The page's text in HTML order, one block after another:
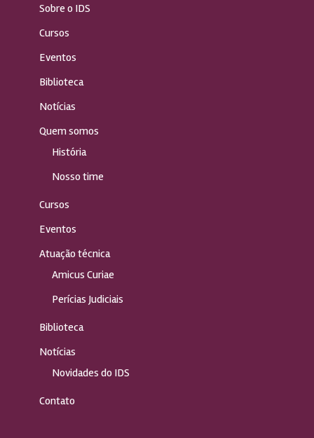
Sobre o IDS
Cursos
Eventos
Biblioteca
Notícias
Quem somos
História
Nosso time
Cursos
Eventos
Atuação técnica
Amicus Curiae
Perícias Judiciais
Biblioteca
Notícias
Novidades do IDS
Contato